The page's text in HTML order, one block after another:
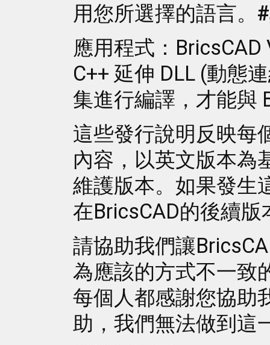
用您所選擇的語言。
應用程式：
C++ 延伸 DLL (動態
集進行編譯，才能與
這些發行說明反映每
內容，以英文版本為
維護版本。如果發生
在BricsCAD的後續
請協助我們讓
為應該的方式不一致
每個人都感謝您協助
助，我們無法做到這